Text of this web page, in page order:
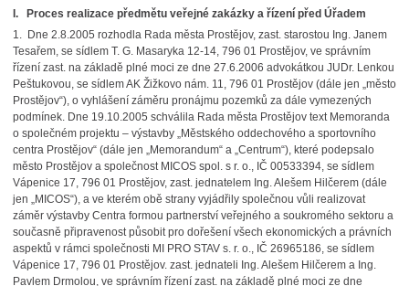
I. Proces realizace předmětu veřejné zakázky a řízení před Úřadem
1. Dne 2.8.2005 rozhodla Rada města Prostějov, zast. starostou Ing. Janem
Tesařem, se sídlem T. G. Masaryka 12-14, 796 01 Prostějov, ve správním
řízení zast. na základě plné moci ze dne 27.6.2006 advokátkou JUDr. Lenkou
Peštukovou, se sídlem AK Žižkovo nám. 11, 796 01 Prostějov (dále jen „město
Prostějov“), o vyhlášení záměru pronájmu pozemků za dále vymezených
podmínek. Dne 19.10.2005 schválila Rada města Prostějov text Memoranda
o společném projektu – výstavby „Městského oddechového a sportovního
centra Prostějov“ (dále jen „Memorandum“ a „Centrum“), které podepsalo
město Prostějov a společnost MICOS spol. s r. o., IČ 00533394, se sídlem
Vápenice 17, 796 01 Prostějov, zast. jednatelem Ing. Alešem Hilčerem (dále
jen „MICOS“), a ve kterém obě strany vyjádřily společnou vůli realizovat
záměr výstavby Centra formou partnerství veřejného a soukromého sektoru a
současně připravenost působit pro dořešení všech ekonomických a právních
aspektů v rámci společnosti MI PRO STAV s. r. o., IČ 26965186, se sídlem
Vápenice 17, 796 01 Prostějov. zast. jednateli Ing. Alešem Hilčerem a Ing.
Pavlem Drmolou, ve správním řízení zast. na základě plné moci ze dne